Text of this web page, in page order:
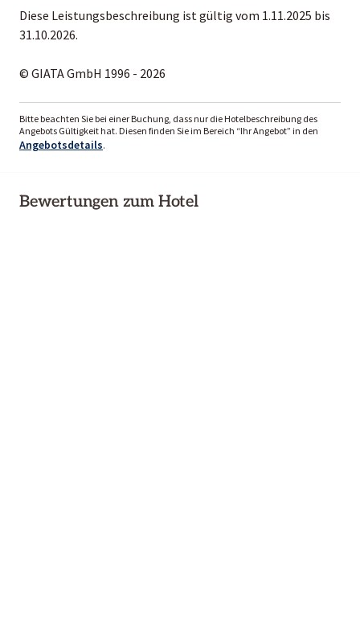
Diese Leistungsbeschreibung ist gültig vom 1.11.2025 bis
31.10.2026.
© GIATA GmbH 1996 - 2026
Bitte beachten Sie bei einer Buchung, dass nur die Hotelbeschreibung des
Angebots Gültigkeit hat. Diesen finden Sie im Bereich “Ihr Angebot” in den
Angebotsdetails.
Bewertungen zum Hotel